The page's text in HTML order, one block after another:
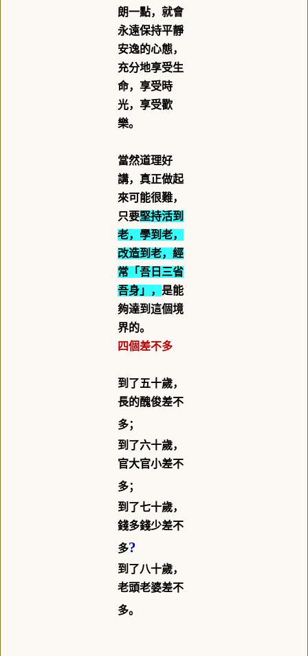
朗一點，就會
永遠保持平靜
安逸的心態，
充分地享受生
命，享受時
光，享受歡
樂。
當然道理好
講，真正做起
來可能很難，
只要堅持活到
老，學到老，
改造到老，經
常「吾日三省
吾身」， 是能
夠達到這個境
界的。
四個差不多
到了五十歲，
長的醜俊差不
多；
到了六十歲，
官大官小差不
多；
到了七十歲，
錢多錢少差不
多?
到了八十歲，
老頭老婆差不
多。